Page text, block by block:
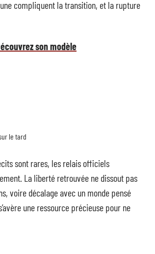
compliquent la transition, et la rupture
son modèle
le tard
sont rares, les relais officiels
La liberté retrouvée ne dissout pas
voire décalage avec un monde pensé
une ressource précieuse pour ne